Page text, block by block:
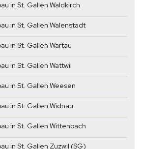
in St. Gallen Waldkirch
in St. Gallen Walenstadt
in St. Gallen Wartau
in St. Gallen Wattwil
in St. Gallen Weesen
in St. Gallen Widnau
in St. Gallen Wittenbach
in St. Gallen Zuzwil (SG)